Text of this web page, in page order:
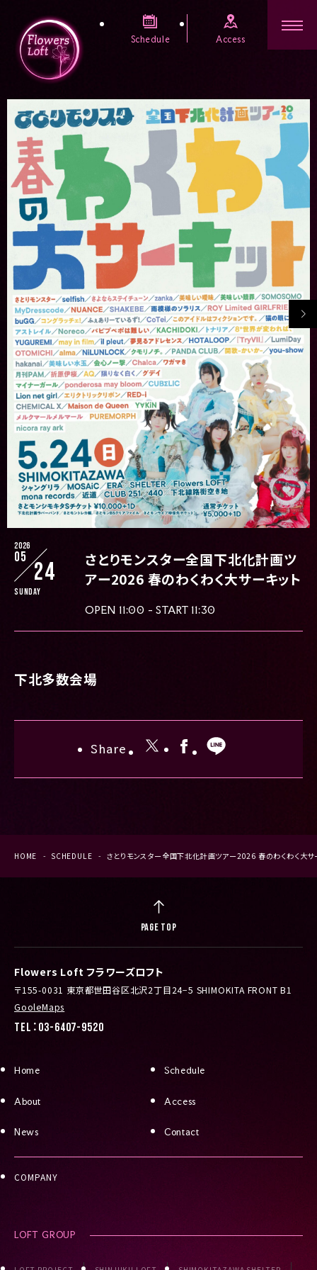
Schedule Access
2026
05
24
Sunday
さとりモンスター全国下北化計画ツ
アー2026 春のわくわく大サーキット
OPEN 11:00 - START 11:30
下北多数会場
Share
HOME SCHEDULE さとりモンスター全国下北化計画ツアー2026 春のわくわく大サ
Flowers Loft フラワーズロフト
〒155-0031 東京都世田谷区北沢2丁目24−5 SHIMOKITA FRONT B1
GooleMaps
TEL：03-6407-9520
Home Schedule
About Access
News Contact
COMPANY
LOFT GROUP
PAGE TOP